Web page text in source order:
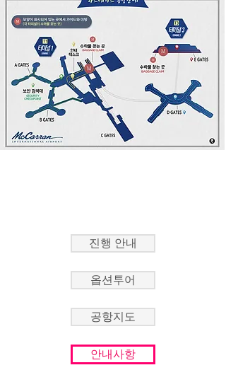
진행 안내
옵션투어
공항지도
안내사항